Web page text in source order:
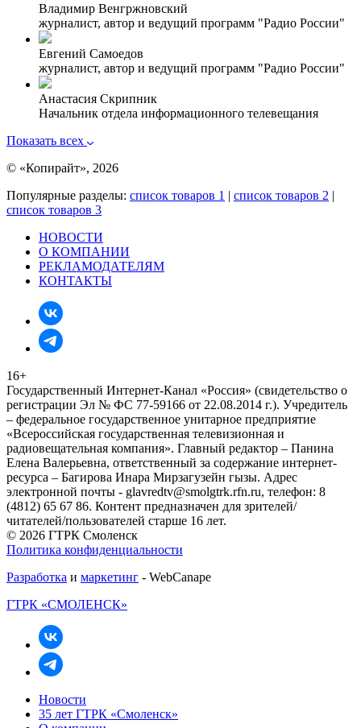
Владимир Венгржновский
журналист, автор и ведущий программ "Радио России"
Евгений Самоедов
журналист, автор и ведущий программ "Радио России"
Анастасия Скрипник
Начальник отдела информационного телевещания
Показать всех
© «Копирайт», 2026
Популярные разделы: список товаров 1 | список товаров 2 |
список товаров 3
НОВОСТИ
О КОМПАНИИ
РЕКЛАМОДАТЕЛЯМ
КОНТАКТЫ
16+
Государственный Интернет-Канал «Россия» (свидетельство о
регистрации Эл № ФС 77-59166 от 22.08.2014 г.). Учредитель
– федеральное государственное унитарное предприятие
«Всероссийская государственная телевизионная и
радиовещательная компания». Главный редактор – Панина
Елена Валерьевна, ответственный за содержание интернет-
ресурса – Багирова Инара Мирзагузейн гызы. Адрес
электронной почты - glavredtv@smolgtrk.rfn.ru, телефон: 8
(4812) 65 67 86. Контент предназначен для зрителей/
читателей/пользователей старше 16 лет.
© 2026 ГТРК Смоленск
Политика конфиденциальности
Разработка и маркетинг - WebCanape
ГТРК «СМОЛЕНСК»
Новости
35 лет ГТРК «Смоленск»